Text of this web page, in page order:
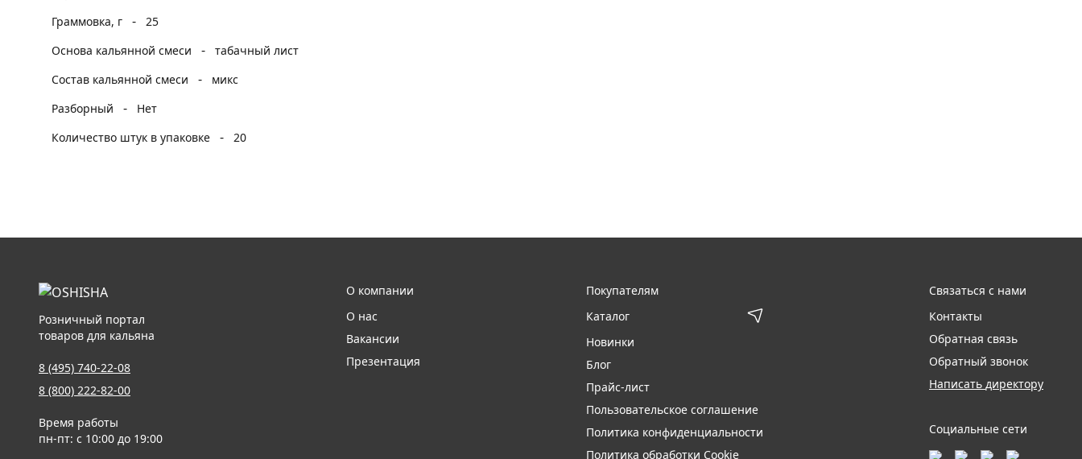
Граммовка, г
- 25
Основа кальянной смеси
- табачный лист
Состав кальянной смеси
-
микс
Разборный
-
Нет
Количество штук в упаковке
- 20
Розничный портал
товаров для кальяна
8 (495) 740-22-08
8 (800) 222-82-00
Время работы
пн-пт: с 10:00 до 19:00
О компании
О нас
Вакансии
Презентация
Покупателям
Каталог
Новинки
Блог
Прайс-лист
Пользовательское соглашение
Политика конфиденциальности
Политика обработки Cookie
Связаться с нами
Контакты
Обратная связь
Обратный звонок
Написать директору
Социальные сети